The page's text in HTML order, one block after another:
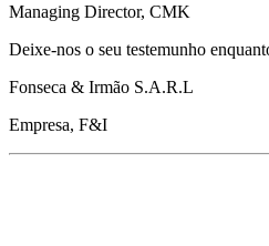
Managing Director, CMK
Deixe-nos o seu testemunho
Fonseca & Irmão S.A.R.L
Empresa, F&I